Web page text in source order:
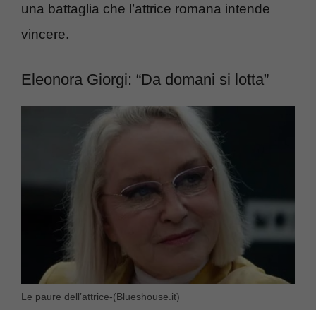
una battaglia che l’attrice romana intende
vincere.
Eleonora Giorgi: “Da domani si lotta”
Le paure dell’attrice-(Blueshouse.it)